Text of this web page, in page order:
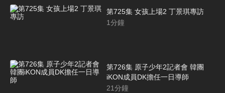
第725集 女孩上場2 丁景琪專訪
1分鐘
第726集 原子少年2記者會 韓團
iKON成員DK擔任一日導師
21分鐘